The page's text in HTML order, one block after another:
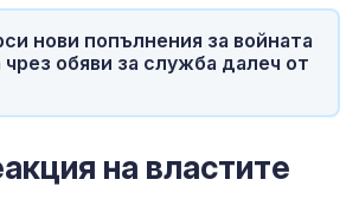
нови попълнения за войната
чрез обяви за служба далеч от
на властите